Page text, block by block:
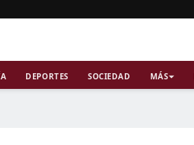
DEPORTES SOCIEDAD MÁS